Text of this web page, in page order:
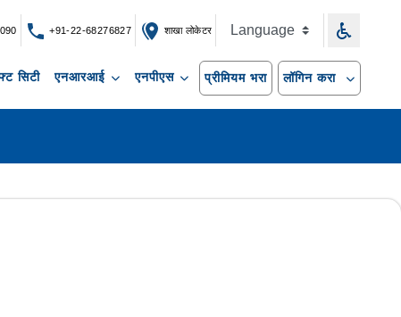
+91-22-68276827 शाखा लोकेटर
सिटी एनआरआई एनपीएस प्रीमियम भरा लॉगिन करा